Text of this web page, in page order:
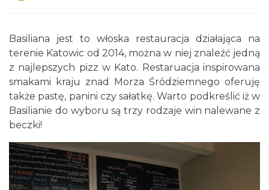
Basiliana jest to włoska restauracja działająca na
terenie Katowic od 2014, można w niej znaleźć jedną
z najlepszych pizz w Kato. Restaruacja inspirowana
smakami kraju znad Morza Śródziemnego oferuję
także pastę, panini czy sałatkę. Warto podkreślić iż w
Basilianie do wyboru są trzy rodzaje win nalewane z
beczki!